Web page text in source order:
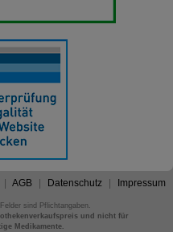
AGB Datenschutz Impressum
sind Pflichtangaben.
und nicht für
Medikamente.